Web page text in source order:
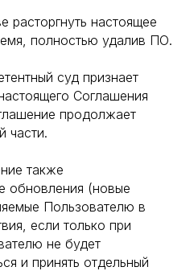
расторгнуть настоящее
полностью удалив ПО.
суд признает
Соглашения
продолжает
части.
также
обновления (новые
Пользователю в
если только при
не будет
и принять отдельный